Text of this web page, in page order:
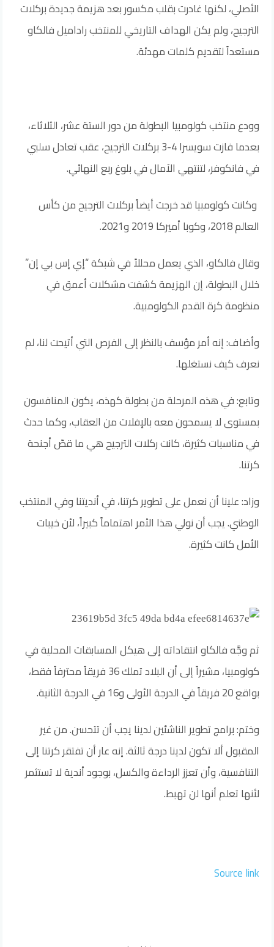
الأصلي، لكنها غادرت بقلب مكسور بعد هزيمة جديدة بركلات
الترجيح، ولم يكن الهداف التاريخي للمنتخب راداميل فالكاو
مستعداً لتقديم كلمات مهدئة.
وودع منتخب كولومبيا البطولة من دور الستة عشر، الثلاثاء،
بعدما فازت سويسرا 4-3 بركلات الترجيح، عقب تعادل سلبي
في فانكوفر، لتنتهي الآمال في بلوغ ربع النهائي.
وكانت كولومبيا قد خرجت أيضاً بركلات الترجيح من كأس
العالم 2018، وكوبا أميركا 2019 و2021.
وقال فالكاو، الذي يعمل محللاً في شبكة “إي إس بي إن”
خلال البطولة، إن الهزيمة كشفت مشكلات أعمق في
منظومة كرة القدم الكولومبية.
وأضاف: إنه أمر مؤسف بالنظر إلى الفرص التي أتيحت لنا، لم
نعرف كيف نستغلها.
وتابع: في هذه المرحلة من بطولة كهذه، يكون المنافسون
بمستوى لا يسمحون معه بالإفلات من العقاب، وكما حدث
في مناسبات كثيرة، كانت ركلات الترجيح هي ما قصّ أجنحة
كرتنا.
وزاد: علينا أن نعمل على تطوير كرتنا، في أنديتنا وفي المنتخب
الوطني. يجب أن نولي هذا الأمر اهتماماً كبيراً، لأن خيبات
الأمل كانت كثيرة.
ثم وجَّه فالكاو انتقاداته إلى هيكل المسابقات المحلية في
كولومبيا، مشيراً إلى أن البلاد تملك 36 فريقاً محترفاً فقط،
بواقع 20 فريقاً في الدرجة الأولى و16 في الدرجة الثانية.
وختم: برامج تطوير الناشئين لدينا يجب أن تتحسن. من غير
المقبول ألا تكون لدينا درجة ثالثة. إنه عار أن تفتقر كرتنا إلى
التنافسية، وأن تعزز الرداءة والكسل، بوجود أندية لا تستثمر
لأنها تعلم أنها لن تهبط.
Source link